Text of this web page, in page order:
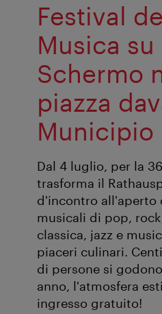
Festival
Musica su
Schermo
piazza
Municipio
Dal 4 luglio, per la
trasforma il
d'incontro all'aperto
musicali di pop,
classica, jazz e
piaceri culinari.
di persone si
anno, l'atmosfera
ingresso gratuito!